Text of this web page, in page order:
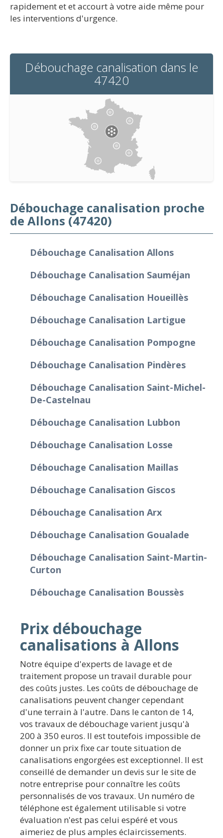
rapidement et et accourt à votre aide même pour
les interventions d'urgence.
Débouchage canalisation dans le
47420
Débouchage canalisation proche
de Allons (47420)
Débouchage Canalisation Allons
Débouchage Canalisation Sauméjan
Débouchage Canalisation Houeillès
Débouchage Canalisation Lartigue
Débouchage Canalisation Pompogne
Débouchage Canalisation Pindères
Débouchage Canalisation Saint-Michel-
De-Castelnau
Débouchage Canalisation Lubbon
Débouchage Canalisation Losse
Débouchage Canalisation Maillas
Débouchage Canalisation Giscos
Débouchage Canalisation Arx
Débouchage Canalisation Goualade
Débouchage Canalisation Saint-Martin-
Curton
Débouchage Canalisation Boussès
Prix débouchage
canalisations à Allons
Notre équipe d'experts de lavage et de
traitement propose un travail durable pour
des coûts justes. Les coûts de débouchage de
canalisations peuvent changer cependant
d'une terrain à l'autre. Dans le canton de 14,
vos travaux de débouchage varient jusqu'à
200 à 350 euros. Il est toutefois impossible de
donner un prix fixe car toute situation de
canalisations engorgées est exceptionnel. Il est
conseillé de demander un devis sur le site de
notre entreprise pour connaître les coûts
personnalisés de vos travaux. Un numéro de
téléphone est également utilisable si votre
évaluation n'est pas celui espéré et vous
aimeriez de plus amples éclaircissements.